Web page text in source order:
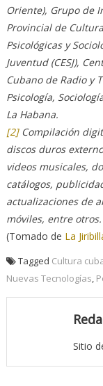
Oriente), Grupo de
Provincial de
Psicológicas y
Juventud (CESJ),
Cubano de Radio y
Psicología,
La Habana.
[2]Compilación
discos duros
videos musicales,
catálogos,
actualizaciones de
móviles, entre otros.
(Tomado de La
Tagged Cultura
Nuevas Tecnologías,
Sitio